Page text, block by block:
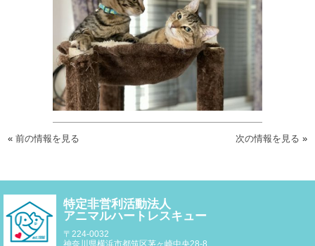
«前の情報を見る 次の情報を見る »
特定非営利活動法人
アニマルハートレスキュー
〒224-0032
神奈川県横浜市都筑区茅ヶ崎中央28-8